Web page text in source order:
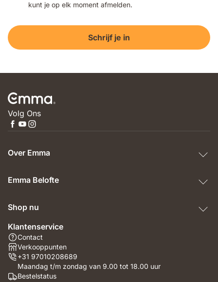
kunt je op elk moment afmelden.
Schrijf je in
Volg Ons
Over Emma
Emma Belofte
Shop nu
Klantenservice
Contact
Verkooppunten
+31 97010208689
Maandag t/m zondag van 9.00 tot 18.00 uur
Bestelstatus